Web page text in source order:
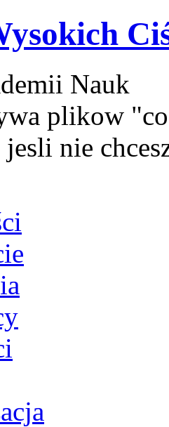
Nauk
plikow
jesli nie